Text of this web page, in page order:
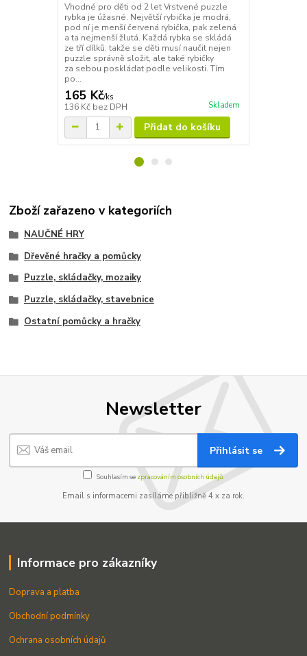
Vhodné pro děti od 2 let Vrstvené puzzle
rybka je úžasné. Největší rybička je modrá,
pod ní je menší červená rybička, pak zelená
a ta nejmenší žlutá. Každá rybka se skládá
ze tří dílků, takže se děti musí naučit nejen
puzzle správně složit, ale také rybičky
za sebou poskládat podle velikosti. Tím
po...
165 Kč/ks
136 Kč bez DPH Skladem
Přidat do košíku
Zboží zařazeno v kategoriích
NAUČNÉ HRY
Dřevěné hračky a pomůcky
Puzzle, skládačky, mozaiky
Puzzle, skládačky, stavebnice
Ostatní pomůcky a hračky
Newsletter
Přihlásit se
Souhlasím se zpracováním osobních údajů.
Email s informacemi zasíláme přibližně 4 x za rok.
Informace pro zákazníky
Doprava a platba
Obchodní podmínky
Ochrana osobních údajů